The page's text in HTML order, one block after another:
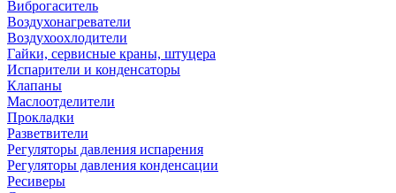
Виброгаситель
Воздухонагреватели
Воздухоохлодители
Гайки, сервисные краны, штуцера
Испарители и конденсаторы
Клапаны
Маслоотделители
Прокладки
Разветвители
Регуляторы давления испарения
Регуляторы давления конденсации
Ресиверы